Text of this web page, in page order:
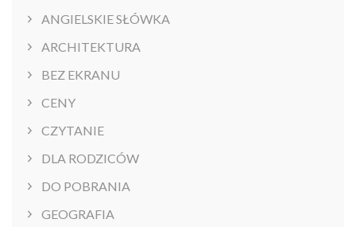
ANGIELSKIE SŁÓWKA
ARCHITEKTURA
BEZ EKRANU
CENY
CZYTANIE
DLA RODZICÓW
DO POBRANIA
GEOGRAFIA